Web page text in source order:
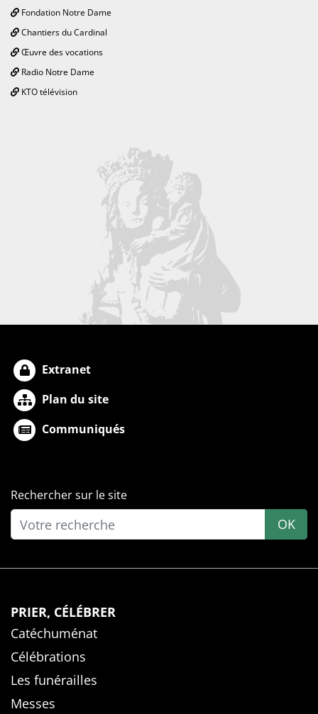
Fondation Notre Dame
Chantiers du Cardinal
Œuvre des vocations
Radio Notre Dame
KTO télévision
Extranet
Plan du site
Communiqués
Rechercher sur le site
OK
PRIER, CÉLÉBRER
Catéchuménat
Célébrations
Les funérailles
Messes